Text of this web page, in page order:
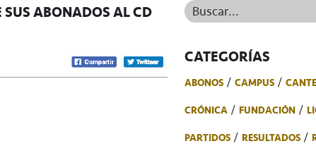
ABONADOS AL CD Buscar...
CATEGORÍAS
ABONOS CAMPUS
CRÓNICA
FUNDACIÓN
PARTIDOS
RESULTADOS